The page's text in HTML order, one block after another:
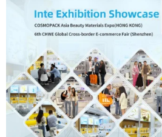
lykilinnihaldsefni í öllum...